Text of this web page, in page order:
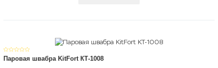
Паровая швабра KitFort КТ-1008